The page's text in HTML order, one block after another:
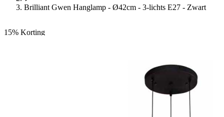
Brilliant Gwen Hanglamp - Ø42cm - 3-lichts E27 - Zwart
15% Korting